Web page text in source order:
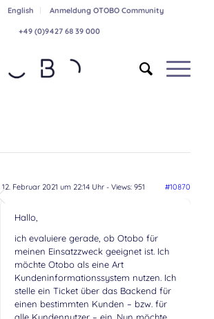
English Anmeldung OTOBO Community
+49 (0)9427 68 39 000
12. Februar 2021 um 22:14 Uhr- Views: 951 #10870
Hallo,
ich evaluiere gerade, ob Otobo für
meinen Einsatzzweck geeignet ist. Ich
möchte Otobo als eine Art
Kundeninformationssystem nutzen. Ich
stelle ein Ticket über das Backend für
einen bestimmten Kunden – bzw. für